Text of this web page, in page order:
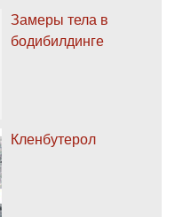
Замеры тела в
бодибилдинге
Кленбутерол